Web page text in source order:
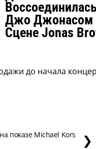
Джо Джонасом
Сцене Jonas
до начала
показе Michael Kors ❯